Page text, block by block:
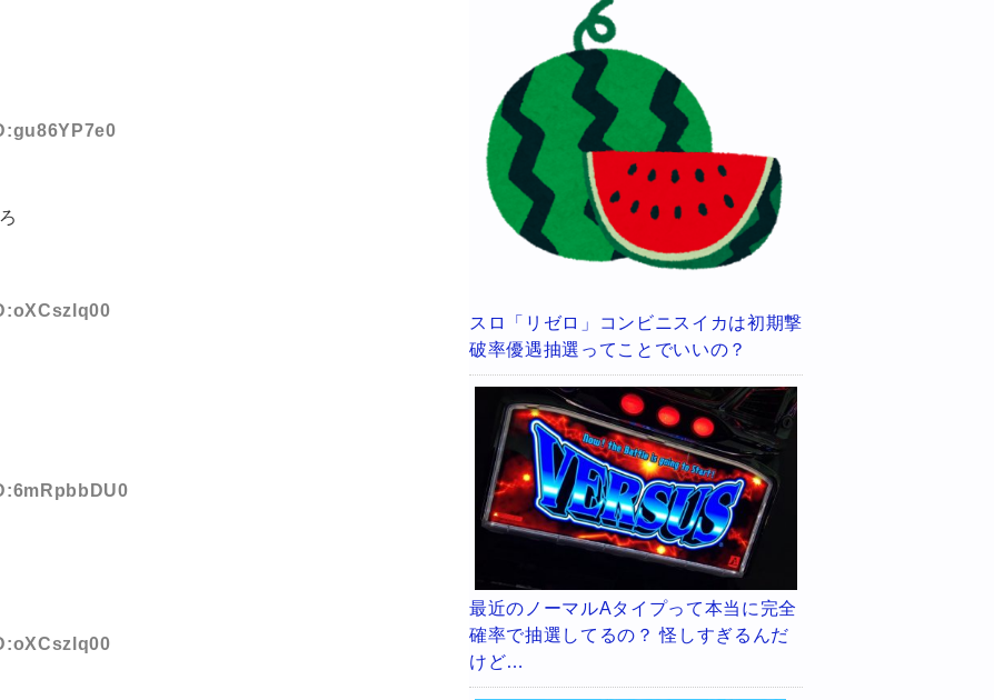
スロ「リゼロ」コンビニスイカは初期撃
破率優遇抽選ってことでいいの？
最近のノーマルAタイプって本当に完全
確率で抽選してるの？ 怪しすぎるんだ
けど…